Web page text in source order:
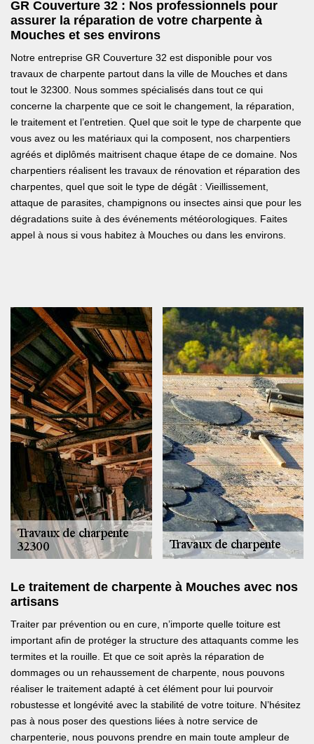
GR Couverture 32 : Nos professionnels pour
assurer la réparation de votre charpente à
Mouches et ses environs
Notre entreprise GR Couverture 32 est disponible pour vos
travaux de charpente partout dans la ville de Mouches et dans
tout le 32300. Nous sommes spécialisés dans tout ce qui
concerne la charpente que ce soit le changement, la réparation,
le traitement et l’entretien. Quel que soit le type de charpente que
vous avez ou les matériaux qui la composent, nos charpentiers
agréés et diplômés maitrisent chaque étape de ce domaine. Nos
charpentiers réalisent les travaux de rénovation et réparation des
charpentes, quel que soit le type de dégât : Vieillissement,
attaque de parasites, champignons ou insectes ainsi que pour les
dégradations suite à des événements météorologiques. Faites
appel à nous si vous habitez à Mouches ou dans les environs.
Le traitement de charpente à Mouches avec nos
artisans
Traiter par prévention ou en cure, n’importe quelle toiture est
important afin de protéger la structure des attaquants comme les
termites et la rouille. Et que ce soit après la réparation de
dommages ou un rehaussement de charpente, nous pouvons
réaliser le traitement adapté à cet élément pour lui pourvoir
robustesse et longévité avec la stabilité de votre toiture. N’hésitez
pas à nous poser des questions liées à notre service de
charpenterie, nous pouvons prendre en main toute ampleur de